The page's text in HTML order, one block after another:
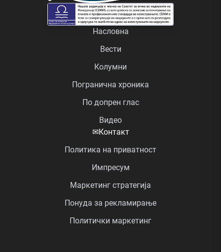
Насловна
Вести
Колумни
Погранична хроника
По допрен глас
Видео
✉Контакт
Политика на приватност
Импресум
Маркетинг стратегија
Понуда за рекламирање
Политички маркетинг